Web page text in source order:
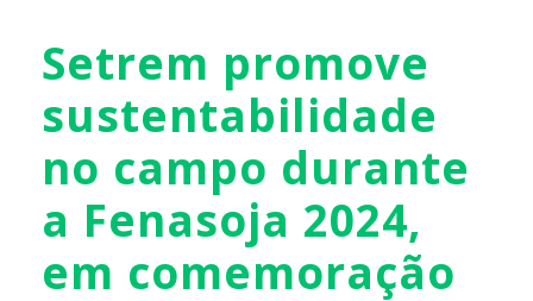
Setrem promove
sustentabilidade
no campo durante
a Fenasoja 2024,
em comemoração